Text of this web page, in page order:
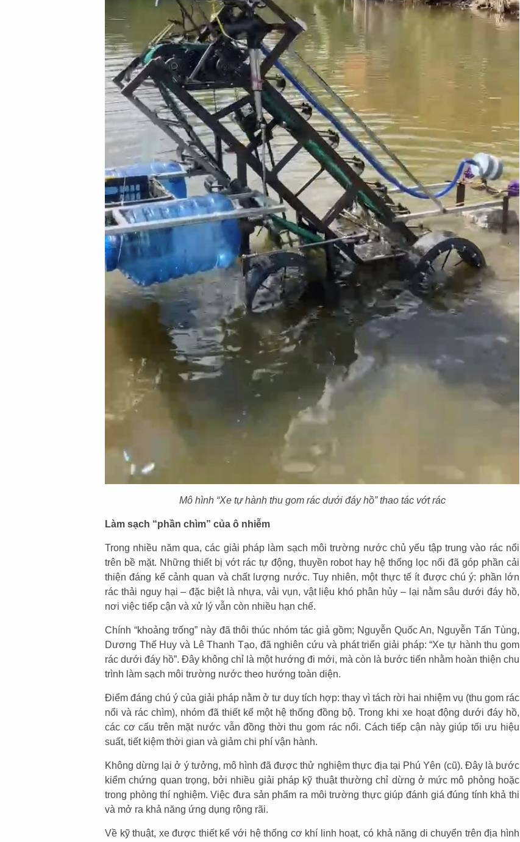
Mô hình “Xe tự hành thu gom rác dưới đáy hồ” thao tác vớt rác
Làm sạch “phần chìm” của ô nhiễm
Trong nhiều năm qua, các giải pháp làm sạch môi trường nước chủ yếu tập trung vào rác nổi
trên bề mặt. Những thiết bị vớt rác tự động, thuyền robot hay hệ thống lọc nổi đã góp phần cải
thiện đáng kể cảnh quan và chất lượng nước. Tuy nhiên, một thực tế ít được chú ý: phần lớn
rác thải nguy hại – đặc biệt là nhựa, vải vụn, vật liệu khó phân hủy – lại nằm sâu dưới đáy hồ,
nơi việc tiếp cận và xử lý vẫn còn nhiều hạn chế.
Chính “khoảng trống” này đã thôi thúc nhóm tác giả gồm; Nguyễn Quốc An, Nguyễn Tấn Tùng,
Dương Thế Huy và Lê Thanh Tạo, đã nghiên cứu và phát triển giải pháp: “Xe tự hành thu gom
rác dưới đáy hồ”. Đây không chỉ là một hướng đi mới, mà còn là bước tiến nhằm hoàn thiện chu
trình làm sạch môi trường nước theo hướng toàn diện.
Điểm đáng chú ý của giải pháp nằm ở tư duy tích hợp: thay vì tách rời hai nhiệm vụ (thu gom rác
nổi và rác chìm), nhóm đã thiết kế một hệ thống đồng bộ. Trong khi xe hoạt động dưới đáy hồ,
các cơ cấu trên mặt nước vẫn đồng thời thu gom rác nổi. Cách tiếp cận này giúp tối ưu hiệu
suất, tiết kiệm thời gian và giảm chi phí vận hành.
Không dừng lại ở ý tưởng, mô hình đã được thử nghiệm thực địa tại Phú Yên (cũ). Đây là bước
kiểm chứng quan trọng, bởi nhiều giải pháp kỹ thuật thường chỉ dừng ở mức mô phỏng hoặc
trong phòng thí nghiệm. Việc đưa sản phẩm ra môi trường thực giúp đánh giá đúng tính khả thi
và mở ra khả năng ứng dụng rộng rãi.
Về kỹ thuật, xe được thiết kế với hệ thống cơ khí linh hoạt, có khả năng di chuyển trên địa hình